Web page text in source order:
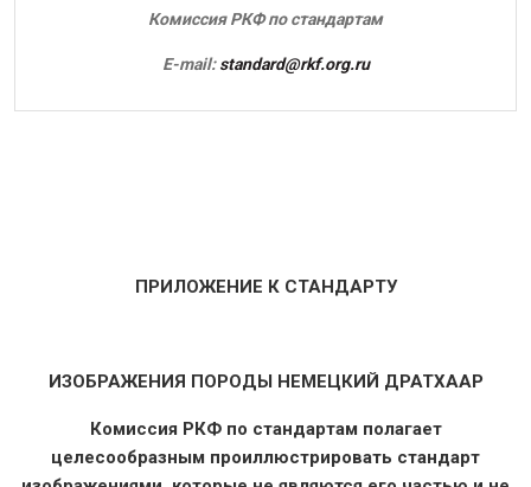
Комиссия РКФ по стандартам
E-mail:standard@rkf.org.ru
ПРИЛОЖЕНИЕ К СТАНДАРТУ
ИЗОБРАЖЕНИЯ ПОРОДЫ НЕМЕЦКИЙ ДРАТХААР
Комиссия РКФ по стандартам полагает
целесообразным проиллюстрировать стандарт